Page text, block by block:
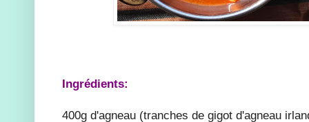
Ingrédients:
400g d'agneau (tranches de gigot d'agneau